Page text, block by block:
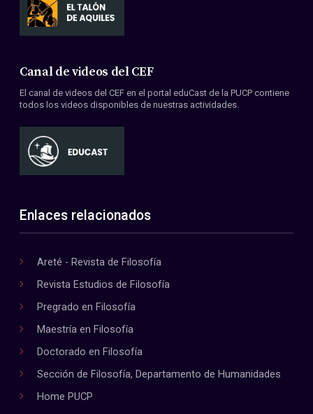
Canal de videos del CEF
El canal de videos del CEF en el portal eduCast de la PUCP contiene
todos los videos disponibles de nuestras actividades.
Enlaces relacionados
Areté - Revista de Filosofía
Revista Estudios de Filosofía
Pregrado en Filosofía
Maestría en Filosofía
Doctorado en Filosofía
Sección de Filosofía, Departamento de Humanidades
Home PUCP